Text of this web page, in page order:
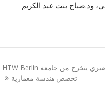
ود.صباح بنت عبد الكريم
المهندس عبد الملك فواز الضبري يتخرج من جامعة HTW Berlin
تخصص هندسة معمارية